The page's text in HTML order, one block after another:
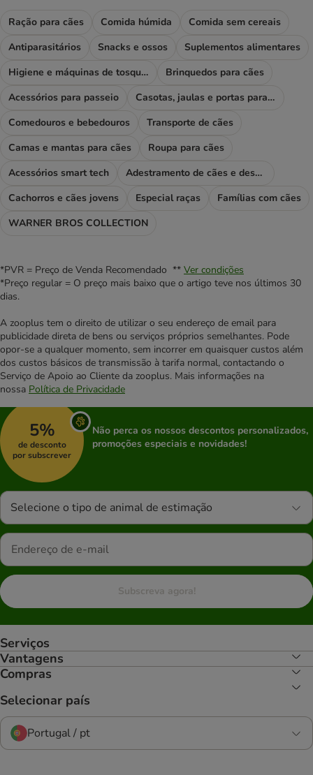
Ração para cães Comida húmida
Comida sem cereais
Antiparasitários
Snacks e ossos
Suplementos alimentares
Higiene e máquinas de tosquiar
Brinquedos para cães
Acessórios para passeio
Casotas, jaulas e portas para cães
Comedouros e bebedouros
Transporte de cães
Camas e mantas para cães
Roupa para cães
Acessórios smart tech
Adestramento de cães e desporto
Cachorros e cães jovens
Especial raças
Famílias com cães
WARNER BROS COLLECTION
*PVR = Preço de Venda Recomendado ** Ver condições
*Preço regular = O preço mais baixo que o artigo teve nos últimos 30
dias.
A zooplus tem o direito de utilizar o seu endereço de email para
publicidade direta de bens ou serviços próprios semelhantes. Pode
opor-se a qualquer momento, sem incorrer em quaisquer custos além
dos custos básicos de transmissão à tarifa normal, contactando o
Serviço de Apoio ao Cliente da zooplus. Mais informações na
nossa Política de Privacidade
5%
de desconto
por subscrever
Não perca os nossos descontos personalizados,
promoções especiais e novidades!
Selecione o tipo de animal de estimação
Subscreva agora!
Serviços
Vantagens
Compras
Selecionar país
Portugal / pt